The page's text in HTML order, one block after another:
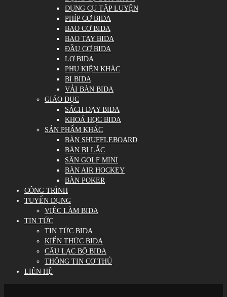
DỤNG CỤ TẬP LUYỆN
PHÍP CƠ BIDA
BAO CƠ BIDA
BAO TAY BIDA
ĐẦU CƠ BIDA
LƠ BIDA
PHỤ KIỆN KHÁC
BI BIDA
VẢI BÀN BIDA
GIÁO DỤC
SÁCH DẠY BIDA
KHOÁ HỌC BIDA
SẢN PHẨM KHÁC
BÀN SHUFFLEBOARD
BÀN BI LẮC
SÂN GOLF MINI
BÀN AIR HOCKEY
BÀN POKER
CÔNG TRÌNH
TUYỂN DỤNG
VIỆC LÀM BIDA
TIN TỨC
TIN TỨC BIDA
KIẾN THỨC BIDA
CÂU LẠC BỘ BIDA
THÔNG TIN CƠ THỦ
LIÊN HỆ